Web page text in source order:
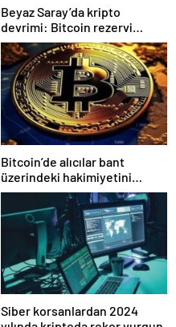
Beyaz Saray’da kripto
devrimi: Bitcoin rezervi
gerçek olabilir mi?
Bitcoin’de alıcılar bant
üzerindeki hakimiyetini
kaybetti
Siber korsanlardan 2024